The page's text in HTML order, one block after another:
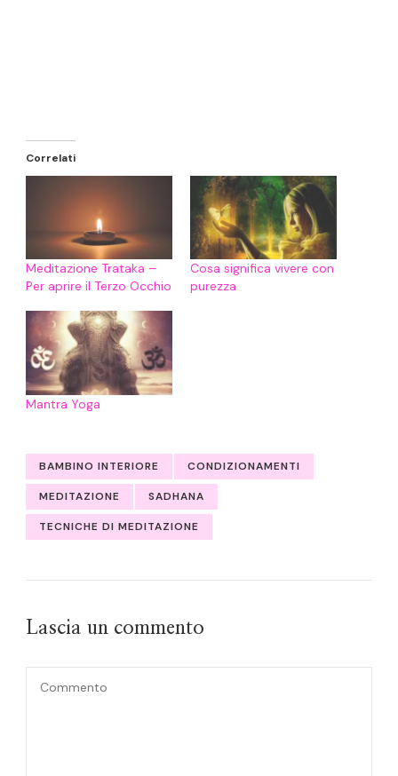
Correlati
Meditazione Trataka –
Per aprire il Terzo Occhio
Cosa significa vivere con
purezza
Mantra Yoga
BAMBINO INTERIORE CONDIZIONAMENTI
MEDITAZIONE SADHANA
TECNICHE DI MEDITAZIONE
Lascia un commento